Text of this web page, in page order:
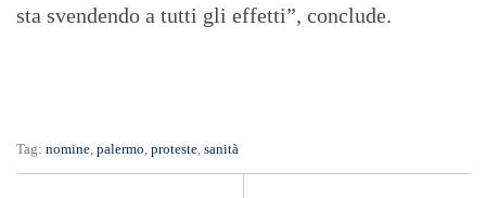
sta svendendo a tutti gli effetti”, conclude.
Tag: nomine, palermo, proteste, sanità